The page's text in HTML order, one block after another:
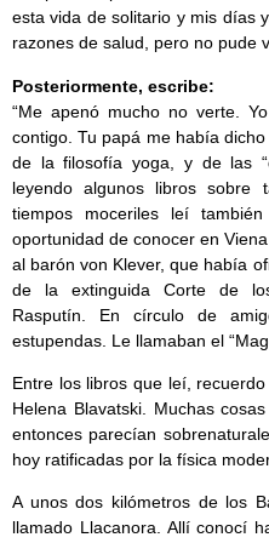
esta vida de solitario y mis días
razones de salud, pero no pude
Posteriormente, escribe:
“Me apenó mucho no verte.
contigo. Tu papá me había
de la filosofía yoga, y de las
leyendo algunos libros sobre
tiempos moceriles leí
oportunidad de conocer en
al barón von Klever, que había
de la extinguida Corte de
Rasputín. En círculo de
estupendas. Le llamaban el
Entre los libros que leí,
Helena Blavatski. Muchas
entonces parecían
hoy ratificadas por la física
A unos dos kilómetros de los
llamado Llacanora. Allí conocí